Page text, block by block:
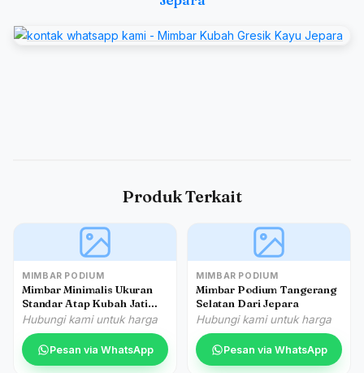
Produk Terkait
MIMBAR PODIUM
Mimbar Minimalis Ukuran
Standar Atap Kubah Jati
Jepara
Hubungi kami untuk harga
Pesan via WhatsApp
MIMBAR PODIUM
Mimbar Podium Tangerang
Selatan Dari Jepara
Hubungi kami untuk harga
Pesan via WhatsApp